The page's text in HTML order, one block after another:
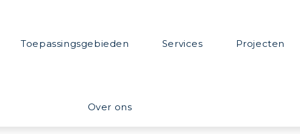
Toepassingsgebieden Services Projecten
Over ons